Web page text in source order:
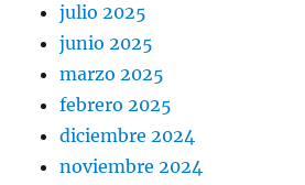
julio 2025
junio 2025
marzo 2025
febrero 2025
diciembre 2024
noviembre 2024